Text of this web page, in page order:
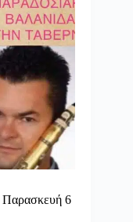
Παρασκευή 6